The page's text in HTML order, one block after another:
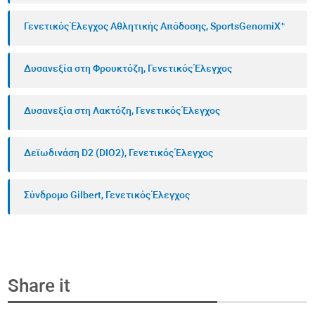
ονομάζονται
ή παραλλαγές (SNPs). Περίπου 10.000 έως 12.000
SNP σε κάθε γονιδίωμα επηρεάζουν την
αλληλουχία των αμινοξέων στην κωδικοποιημένη
πρωτεΐνη. Ορισμένες γενετικές παραλλαγές
θεωρούνται παθογόνες επειδή αλλάζουν τη δομή
της κωδικοποιημένης πρωτεΐνης με αποτέλεσμα
αυτών.
Γενετικός Έλεγχος Αθλητικής Απόδοσης, SportsGenomiX®
Δυσανεξία στη Φρουκτόζη, Γενετικός Έλεγχος
Δυσανεξία στη Λακτόζη, Γενετικός Έλεγχος
Δεϊωδινάση D2 (DIO2), Γενετικός Έλεγχος
Σύνδρομο Gilbert, Γενετικός Έλεγχος
Share it